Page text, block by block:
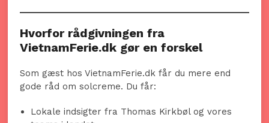
Hvorfor rådgivningen fra
VietnamFerie.dk gør en forskel
Som gæst hos VietnamFerie.dk får du mere end
gode råd om solcreme. Du får:
Lokale indsigter fra Thomas Kirkbøl og vores